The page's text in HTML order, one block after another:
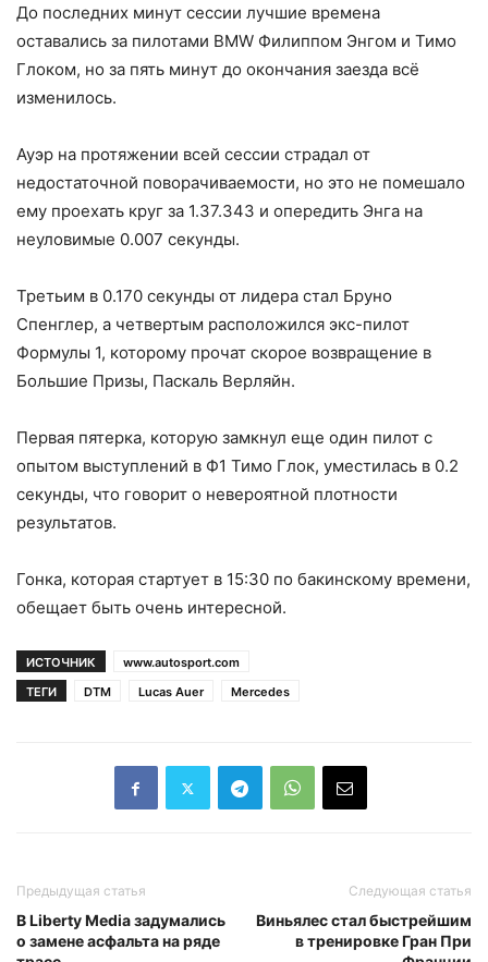
До последних минут сессии лучшие времена
оставались за пилотами BMW Филиппом Энгом и Тимо
Глоком, но за пять минут до окончания заезда всё
изменилось.
Ауэр на протяжении всей сессии страдал от
недостаточной поворачиваемости, но это не помешало
ему проехать круг за 1.37.343 и опередить Энга на
неуловимые 0.007 секунды.
Третьим в 0.170 секунды от лидера стал Бруно
Спенглер, а четвертым расположился экс-пилот
Формулы 1, которому прочат скорое возвращение в
Большие Призы, Паскаль Верляйн.
Первая пятерка, которую замкнул еще один пилот с
опытом выступлений в Ф1 Тимо Глок, уместилась в 0.2
секунды, что говорит о невероятной плотности
результатов.
Гонка, которая стартует в 15:30 по бакинскому времени,
обещает быть очень интересной.
ИСТОЧНИК
www.autosport.com
ТЕГИ
DTM Lucas Auer Mercedes
Предыдущая статья
В Liberty Media задумались
о замене асфальта на ряде
Следующая статья
Виньялес стал быстрейшим
в тренировке Гран При